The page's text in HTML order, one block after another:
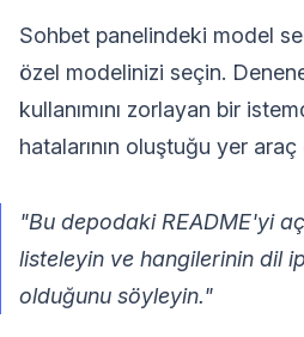
Sohbet panelindeki model
özel modelinizi seçin.
kullanımını zorlayan bir
hatalarının oluştuğu yer araç
"Bu depodaki README'yi
listeleyin ve hangilerinin dil
olduğunu söyleyin."